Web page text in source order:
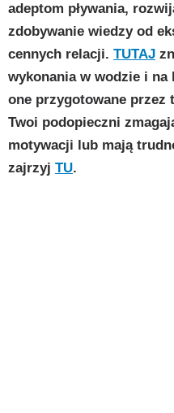
adeptom pływania,
zdobywanie wiedzy od
cennych relacji. TUTAJ
wykonania w wodzie i na
one przygotowane przez
Twoi podopieczni
motywacji lub mają
zajrzyj TU.